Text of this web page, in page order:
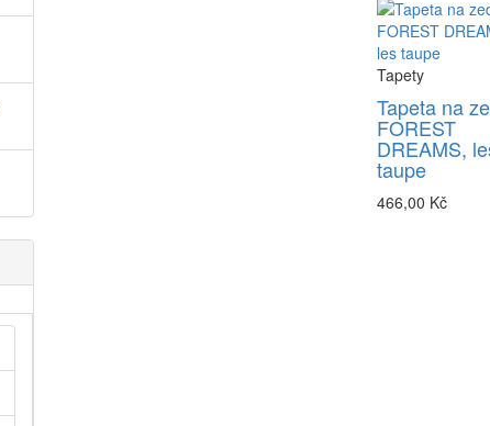
Tapety
Tapeta na
FOREST
DREAMS,
taupe
466,00 Kč